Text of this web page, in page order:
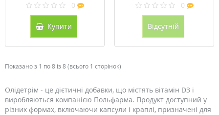
0
Купити
0
Відсутній
Показано з 1 по 8 із 8 (всього 1 сторінок)
Олідетрім - це дієтичні добавки, що містять вітамін D3 і
виробляються компанією Польфарма. Продукт доступний у
різних формах, включаючи капсули і краплі, призначені для